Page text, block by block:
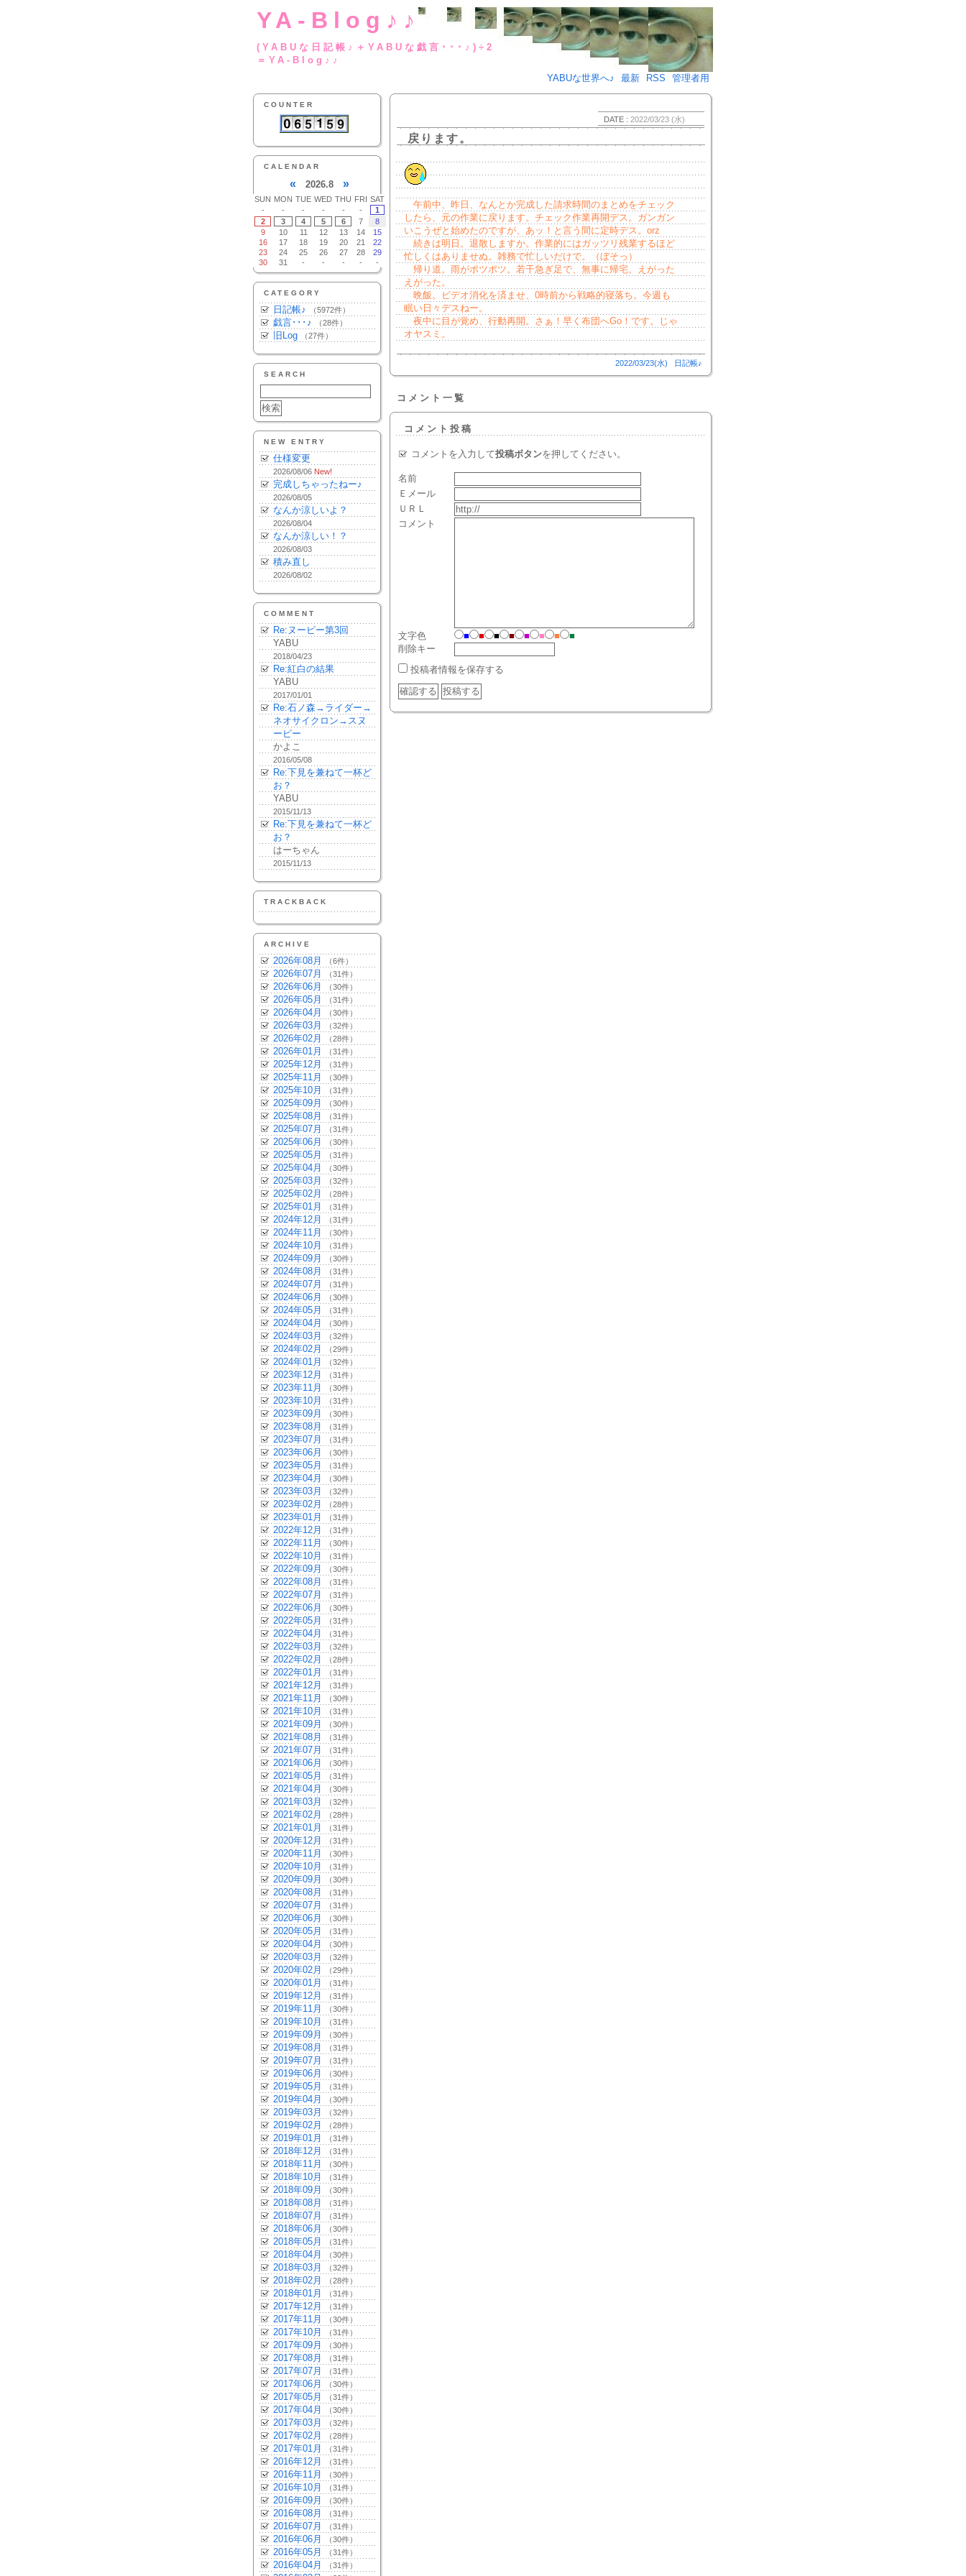
YA-Blog♪♪
(YABUな日記帳♪＋YABUな戯言･･･♪)÷2
＝YA-Blog♪♪
YABUな世界へ♪
最新 RSS 管理者用
COUNTER
CALENDAR
« 2026.8 »
SUN MON TUE WED THU FRI SAT
-
- - - - -
1
2
3 4 5 6 7
8
9
10 11 12 13 14
15
16
17 18 19 20 21
22
23
24 25 26 27 28
29
30
31 - - - - -
CATEGORY
日記帳♪ （5972件）
戯言･･･♪ （28件）
旧Log （27件）
SEARCH
NEW ENTRY
仕様変更
2026/08/06 New!
完成しちゃったねー♪
2026/08/05
なんか涼しいよ？
2026/08/04
なんか涼しい！？
2026/08/03
積み直し
2026/08/02
COMMENT
Re:ヌーピー第3回
YABU
2018/04/23
Re:紅白の結果
YABU
2017/01/01
Re:石ノ森→ライダー→
ネオサイクロン→スヌ
ーピー
かよこ
2016/05/08
Re:下見を兼ねて一杯ど
お？
YABU
2015/11/13
Re:下見を兼ねて一杯ど
お？
はーちゃん
2015/11/13
TRACKBACK
ARCHIVE
2026年08月 （6件）
2026年07月 （31件）
2026年06月 （30件）
2026年05月 （31件）
2026年04月 （30件）
2026年03月 （32件）
2026年02月 （28件）
2026年01月 （31件）
2025年12月 （31件）
2025年11月 （30件）
2025年10月 （31件）
2025年09月 （30件）
2025年08月 （31件）
2025年07月 （31件）
2025年06月 （30件）
2025年05月 （31件）
2025年04月 （30件）
2025年03月 （32件）
2025年02月 （28件）
2025年01月 （31件）
2024年12月 （31件）
2024年11月 （30件）
2024年10月 （31件）
2024年09月 （30件）
2024年08月 （31件）
2024年07月 （31件）
2024年06月 （30件）
2024年05月 （31件）
2024年04月 （30件）
2024年03月 （32件）
2024年02月 （29件）
2024年01月 （32件）
2023年12月 （31件）
2023年11月 （30件）
2023年10月 （31件）
2023年09月 （30件）
2023年08月 （31件）
2023年07月 （31件）
2023年06月 （30件）
2023年05月 （31件）
2023年04月 （30件）
2023年03月 （32件）
2023年02月 （28件）
2023年01月 （31件）
2022年12月 （31件）
2022年11月 （30件）
2022年10月 （31件）
2022年09月 （30件）
2022年08月 （31件）
2022年07月 （31件）
2022年06月 （30件）
2022年05月 （31件）
2022年04月 （31件）
2022年03月 （32件）
2022年02月 （28件）
2022年01月 （31件）
2021年12月 （31件）
2021年11月 （30件）
2021年10月 （31件）
2021年09月 （30件）
2021年08月 （31件）
2021年07月 （31件）
2021年06月 （30件）
2021年05月 （31件）
2021年04月 （30件）
2021年03月 （32件）
2021年02月 （28件）
2021年01月 （31件）
2020年12月 （31件）
2020年11月 （30件）
2020年10月 （31件）
2020年09月 （30件）
2020年08月 （31件）
2020年07月 （31件）
2020年06月 （30件）
2020年05月 （31件）
2020年04月 （30件）
2020年03月 （32件）
2020年02月 （29件）
2020年01月 （31件）
2019年12月 （31件）
2019年11月 （30件）
2019年10月 （31件）
2019年09月 （30件）
2019年08月 （31件）
2019年07月 （31件）
2019年06月 （30件）
2019年05月 （31件）
2019年04月 （30件）
2019年03月 （32件）
2019年02月 （28件）
2019年01月 （31件）
2018年12月 （31件）
2018年11月 （30件）
2018年10月 （31件）
2018年09月 （30件）
2018年08月 （31件）
2018年07月 （31件）
2018年06月 （30件）
2018年05月 （31件）
2018年04月 （30件）
2018年03月 （32件）
2018年02月 （28件）
2018年01月 （31件）
2017年12月 （31件）
2017年11月 （30件）
2017年10月 （31件）
2017年09月 （30件）
2017年08月 （31件）
2017年07月 （31件）
2017年06月 （30件）
2017年05月 （31件）
2017年04月 （30件）
2017年03月 （32件）
2017年02月 （28件）
2017年01月 （31件）
2016年12月 （31件）
2016年11月 （30件）
2016年10月 （31件）
2016年09月 （30件）
2016年08月 （31件）
2016年07月 （31件）
2016年06月 （30件）
2016年05月 （31件）
2016年04月 （31件）
DATE : 2022/03/23 (水)
戻ります。
午前中、昨日、なんとか完成した請求時間のまとめをチェック
したら、元の作業に戻ります。チェック作業再開デス。ガンガン
いこうぜと始めたのですが、あッ！と言う間に定時デス。orz
続きは明日。退散しますか。作業的にはガッツリ残業するほど
忙しくはありませぬ。雑務で忙しいだけで。（ぼそっ）
帰り道。雨がポツポツ。若干急ぎ足で、無事に帰宅。えがった
えがった。
晩飯。ビデオ消化を済ませ、0時前から戦略的寝落ち。今週も
眠い日々デスねー。
夜中に目が覚め、行動再開。さぁ！早く布団へGo！です。じゃ
オヤスミ。
2022/03/23(水) 日記帳♪
コメント一覧
コメント投稿
コメントを入力して投稿ボタンを押してください。
名前
Ｅメール
ＵＲＬ
コメント
文字色 ■ ■ ■ ■ ■ ■ ■
■
削除キー
投稿者情報を保存する